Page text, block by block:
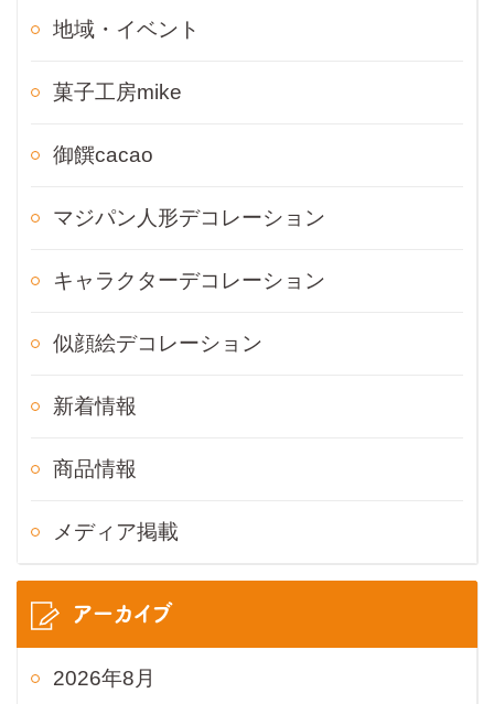
地域・イベント
菓子工房mike
御饌cacao
マジパン人形デコレーション
キャラクターデコレーション
似顔絵デコレーション
新着情報
商品情報
メディア掲載
アーカイブ
2026年8月